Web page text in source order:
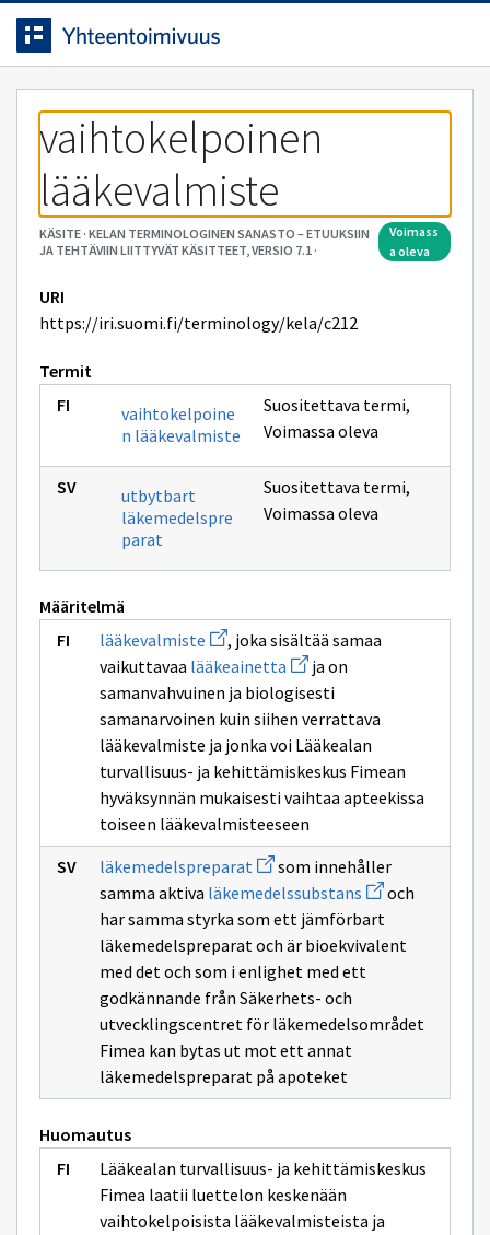
Siirrytty
sivulle
Siirry suoraan sisältöön.
vaihtokelpoinen
lääkevalmiste
KÄSITE· KELAN TERMINOLOGINEN SANASTO – ETUUKSIIN
JA TEHTÄVIIN LIITTYVÄT KÄSITTEET, VERSIO 7.1·
voimass
a oleva
URI
https://iri.suomi.fi/terminology/kela/c212
Termit
vaihtokelpoine
n lääkevalmiste
Suositettava termi,
Voimassa oleva
utbytbart
läkemedelspre
parat
Suositettava termi,
Voimassa oleva
Määritelmä
lääkevalmiste Avaa
uuden
ikkunan
sivulle
lääkevalmiste
, joka sisältää samaa
vaikuttavaa lääkeainetta Avaa
uuden
ikkunan
sivulle
lääkeainetta
ja on
samanvahvuinen ja biologisesti
samanarvoinen kuin siihen verrattava
lääkevalmiste ja jonka voi Lääkealan
turvallisuus- ja kehittämiskeskus Fimean
hyväksynnän mukaisesti vaihtaa apteekissa
toiseen lääkevalmisteeseen
läkemedelspreparat Avaa
uuden
ikkunan
sivulle
läkemedelspreparat
som innehåller
samma aktiva läkemedelssubstans Avaa
uuden
ikkunan
sivulle
och
har samma styrka som ett jämförbart
läkemedelspreparat och är bioekvivalent
med det och som i enlighet med ett
godkännande från Säkerhets- och
utvecklingscentret för läkemedelsområdet
Fimea kan bytas ut mot ett annat
läkemedelspreparat på apoteket
Huomautus
Lääkealan turvallisuus- ja kehittämiskeskus
Fimea laatii luettelon keskenään
vaihtokelpoisista lääkevalmisteista ja